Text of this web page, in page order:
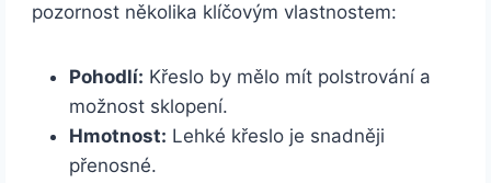
pozornost několika klíčovým vlastnostem:
Pohodlí: Křeslo by mělo mít polstrování a
možnost sklopení.
Hmotnost: Lehké křeslo je snadněji
přenosné.